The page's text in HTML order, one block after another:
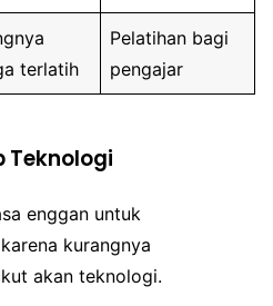
terlatih
Pelatihan bagi
pengajar
Teknologi
enggan untuk
kurangnya
akan teknologi.